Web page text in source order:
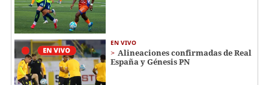
EN VIVO
Alineaciones confirmadas de Real
España y Génesis PN